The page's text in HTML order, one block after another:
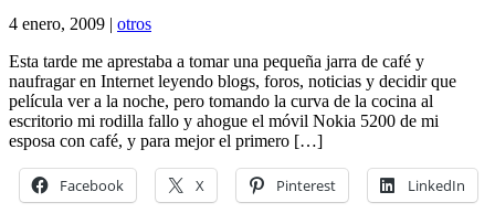
4 enero, 2009 | otros
Esta tarde me aprestaba a tomar una pequeña jarra de café y
naufragar en Internet leyendo blogs, foros, noticias y decidir que
película ver a la noche, pero tomando la curva de la cocina al
escritorio mi rodilla fallo y ahogue el móvil Nokia 5200 de mi
esposa con café, y para mejor el primero […]
Facebook X Pinterest LinkedIn